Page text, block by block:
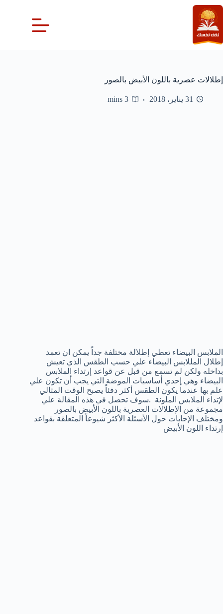
التجاوز
إلى
المحتوى
إطلالات عصرية باللون الأبيض بالصور
31 يناير، 2018 3 mins
الملابس البيضاء تعطي إطلالة مختلفة جداً يمكن ان تعمد
إطلال المللابس البيضاء علي حسب الطقس الذي تعيش
بداخله ولكن لم تسمع من قبل عن قواعد إرتداء الملابس
البيضاء وهي إحدي أساسيات الموضة التي يجب أن تكون علي
علم بها عندما يكون الطقس أكثر دفئاً يصبح الوقت المثالي
لإتداء الملابس الملونة .سوف تحصل في هذه المقالة علي
مجموعة من الإطلالات العصرية باللون الأبيض بالصور
ومختلف الإجابات حول الأسئلة الأكثر شيوعاً المتعلقة بقواعد
إرتداء اللون الأبيض